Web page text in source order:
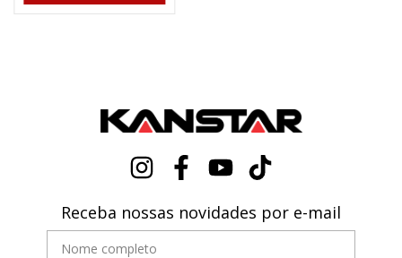
Receba nossas novidades por e-mail